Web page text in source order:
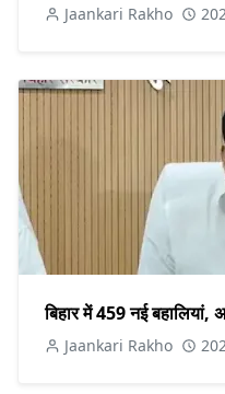
Jaankari Rakho
बिहार में 459 नई
Jaankari Rakho